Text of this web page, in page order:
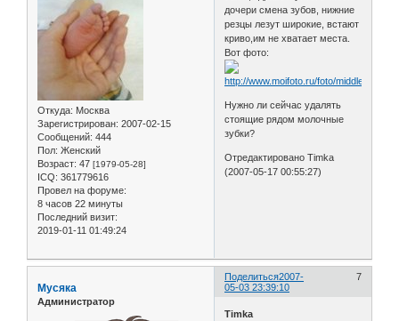
Откуда: Москва
Зарегистрирован: 2007-02-15
Сообщений: 444
Пол: Женский
Возраст: 47 [1979-05-28]
ICQ: 361779616
Провел на форуме:
8 часов 22 минуты
Последний визит:
2019-01-11 01:49:24
дочери смена зубов, нижние
резцы лезут широкие, встают
криво,им не хватает места.
Вот фото:
Нужно ли сейчас удалять
стоящие рядом молочные
зубки?
Отредактировано Timka
(2007-05-17 00:55:27)
Поделиться 7
2007-
05-03 23:39:10
Мусяка
Администратор
Timka